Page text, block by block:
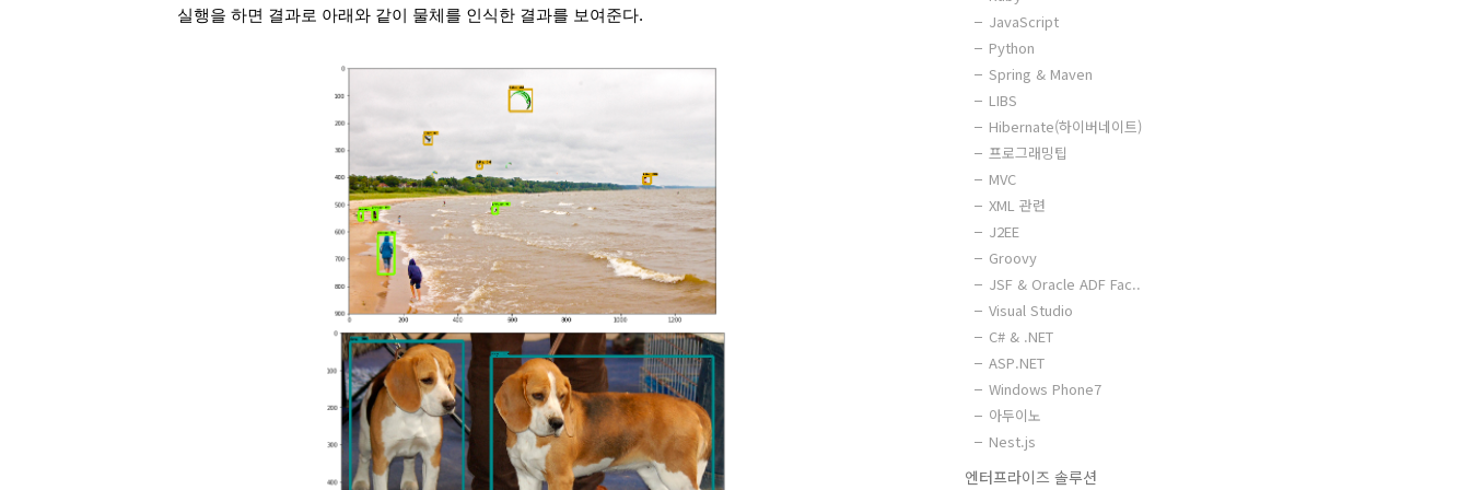
실행을 하면 결과로 아래와 같이 물체를 인식한 결과를 보여준다.
JavaScript
Python
Spring & Maven
LIBS
Hibernate(하이버네이트)
프로그래밍팁
MVC
XML 관련
J2EE
Groovy
JSF & Oracle ADF Fac..
Visual Studio
C# & .NET
ASP.NET
Windows Phone7
아두이노
Nest.js
엔터프라이즈 솔루션